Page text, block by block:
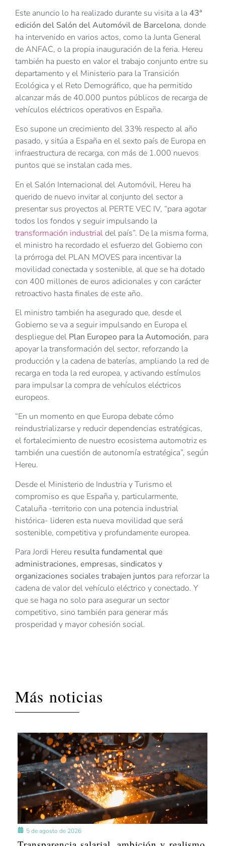
Este anuncio lo ha realizado durante su visita a la 43ª
edición del Salón del Automóvil de Barcelona, donde
ha intervenido en varios actos, como la Junta General
de ANFAC, o la propia inauguración de la feria. Hereu
también ha puesto en valor el trabajo conjunto entre su
departamento y el Ministerio para la Transición
Ecológica y el Reto Demográfico, que ha permitido
alcanzar más de 40.000 puntos públicos de recarga de
vehículos eléctricos operativos en España.
Eso supone un crecimiento del 33% respecto al año
pasado, y sitúa a España en el sexto país de Europa en
infraestructura de recarga, con más de 1.000 nuevos
puntos que se instalan cada mes.
En el Salón Internacional del Automóvil, Hereu ha
querido de nuevo invitar al conjunto del sector a
presentar sus proyectos al PERTE VEC IV, “para agotar
todos los fondos y seguir impulsando la
transformación industrialdel país”. De la misma forma,
el ministro ha recordado el esfuerzo del Gobierno con
la prórroga del PLAN MOVES para incentivar la
movilidad conectada y sostenible, al que se ha dotado
con 400 millones de euros adicionales y con carácter
retroactivo hasta finales de este año.
El ministro también ha asegurado que, desde el
Gobierno se va a seguir impulsando en Europa el
despliegue del Plan Europeo para la Automoción, para
apoyar la transformación del sector, reforzando la
producción y la cadena de baterías, ampliando la red de
recarga en toda la red europea, y activando estímulos
para impulsar la compra de vehículos eléctricos
europeos.
“En un momento en que Europa debate cómo
reindustrializarse y reducir dependencias estratégicas,
el fortalecimiento de nuestro ecosistema automotriz es
también una cuestión de autonomía estratégica”, según
Hereu.
Desde el Ministerio de Industria y Turismo el
compromiso es que España y, particularmente,
Cataluña -territorio con una potencia industrial
histórica- lideren esta nueva movilidad que será
sostenible, competitiva y profundamente europea.
Para Jordi Hereu resulta fundamental que
administraciones, empresas, sindicatos y
organizaciones sociales trabajen juntos para reforzar la
cadena de valor del vehículo eléctrico y conectado. Y
que se haga no solo para asegurar un sector
competitivo, sino también para generar más
prosperidad y mayor cohesión social.
Más noticias
5 de agosto de 2026